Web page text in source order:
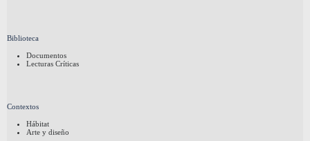
Biblioteca
Documentos
Lecturas Críticas
Contextos
Hábitat
Arte y diseño